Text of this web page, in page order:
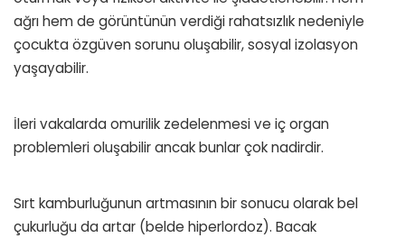
ağrı hem de görüntünün verdiği rahatsızlık nedeniyle
çocukta özgüven sorunu oluşabilir, sosyal izolasyon
yaşayabilir.
İleri vakalarda omurilik zedelenmesi ve iç organ
problemleri oluşabilir ancak bunlar çok nadirdir.
Sırt kamburluğunun artmasının bir sonucu olarak bel
çukurluğu da artar (belde hiperlordoz). Bacak